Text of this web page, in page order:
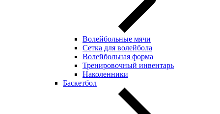
Волейбольные мячи
Сетка для волейбола
Волейбольная форма
Тренировочный инвентарь
Наколенники
Баскетбол